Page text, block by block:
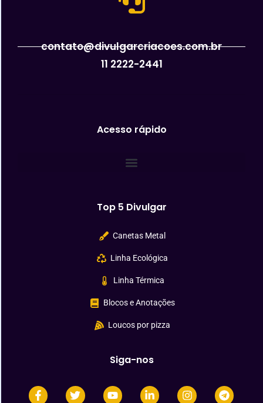
contato@divulgarcriacoes.com.br
11 2222-2441
Acesso rápido
Top 5 Divulgar
Canetas Metal
Linha Ecológica
Linha Térmica
Blocos e Anotações
Loucos por pizza
Siga-nos